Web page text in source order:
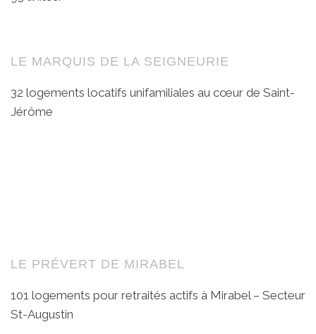
LE MARQUIS DE LA SEIGNEURIE
32 logements locatifs unifamiliales au cœur de Saint-
Jérôme
LE PRÉVERT DE MIRABEL
101 logements pour retraités actifs à Mirabel – Secteur
St-Augustin